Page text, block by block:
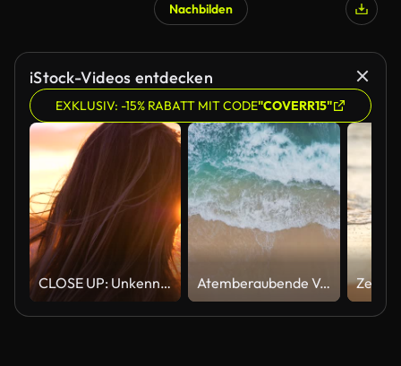
Nachbilden
iStock-Videos entdecken
EXKLUSIV: -15% RABATT MIT CODE"COVERR15"
CLOSE UP: Unkenntlich Fotografin befasst sich mit den Sonnenuntergang über dem Ozean. Atemberaubende Vogelperspektive aus der Vogelperspektive auf Meereswellen, die in Bali, Indonesien und Asien an Land gespült werden. Statische 4K-Aufnahme mit langer Dauer